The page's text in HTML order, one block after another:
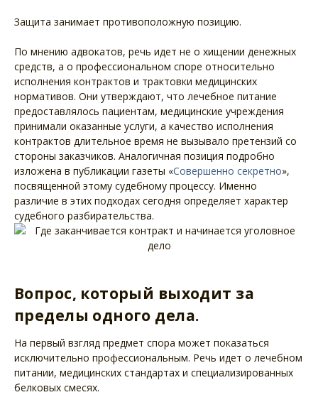
Защита занимает противоположную позицию.
По мнению адвокатов, речь идет не о хищении денежных
средств, а о профессиональном споре относительно
исполнения контрактов и трактовки медицинских
нормативов. Они утверждают, что лечебное питание
предоставлялось пациентам, медицинские учреждения
принимали оказанные услуги, а качество исполнения
контрактов длительное время не вызывало претензий со
стороны заказчиков. Аналогичная позиция подробно
изложена в публикации газеты «Совершенно секретно»,
посвященной этому судебному процессу. Именно
различие в этих подходах сегодня определяет характер
судебного разбирательства.
Вопрос, который выходит за
пределы одного дела.
На первый взгляд предмет спора может показаться
исключительно профессиональным. Речь идет о лечебном
питании, медицинских стандартах и специализированных
белковых смесях.